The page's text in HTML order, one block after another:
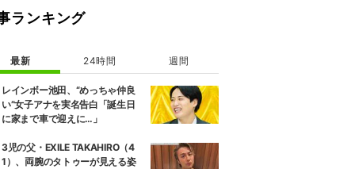
ランキング
最新 24時間 週間
レインボー池田、“めっちゃ仲良
い”女子アナを実名告白「誕生日
に家まで車で迎えに…」
3児の父・EXILE TAKAHIRO（4
1）、両腕のタトゥーが見える姿